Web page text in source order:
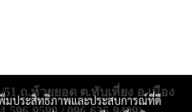
ถ.ห้วยยอด ต.ทับเที่ยง อ.เมือง
พิ่มประสิทธิภาพและประสบการณ์ที่ดี